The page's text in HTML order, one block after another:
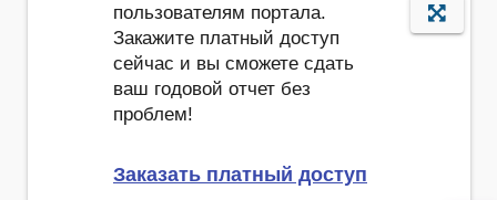
пользователям портала.
Закажите платный доступ
сейчас и вы сможете сдать
ваш годовой отчет без
проблем!
Заказать платный доступ